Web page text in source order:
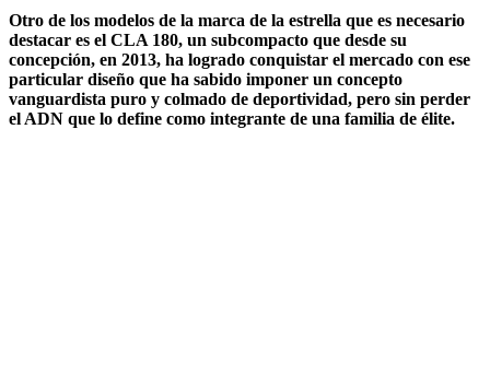
Otro de los modelos de la marca de la estrella que es necesario
destacar es el CLA 180, un subcompacto que desde su
concepción, en 2013, ha logrado conquistar el mercado con ese
particular diseño que ha sabido imponer un concepto
vanguardista puro y colmado de deportividad, pero sin perder
el ADN que lo define como integrante de una familia de élite.